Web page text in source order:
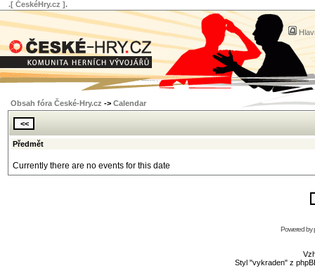
.[ ČeskéHry.cz ].
Obsah fóra České-Hry.cz -> Calendar
Předmět
Currently there are no events for this date
Powered by
Styl "vykraden" z